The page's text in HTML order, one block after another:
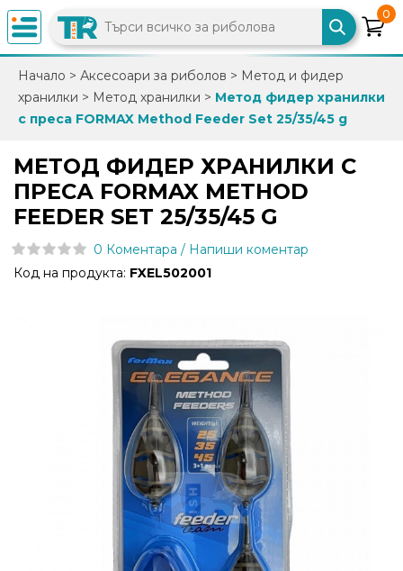
×
0882
892
info@trfish.com
Вход
Промоции
0
Начало > Аксесоари за риболов > Метод и фидер
хранилки > Метод хранилки > Метод фидер хранилки
с преса FORMAX Method Feeder Set 25/35/45 g
МЕТОД ФИДЕР ХРАНИЛКИ С
ПРЕСА FORMAX METHOD
FEEDER SET 25/35/45 G
0 Коментара / Напиши коментар
Код на продукта: FXEL502001